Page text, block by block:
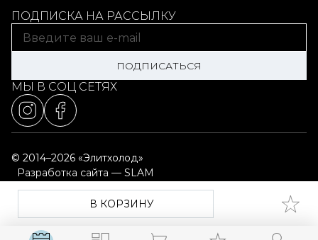
В КОРЗИНУ
ПОДПИСКА НА РАССЫЛКУ
ПОДПИСАТЬСЯ
МЫ В СОЦ СЕТЯХ
© 2014–2026 «Элитхолод»
Разработка сайта — SLAM
Выбор настроек cookie